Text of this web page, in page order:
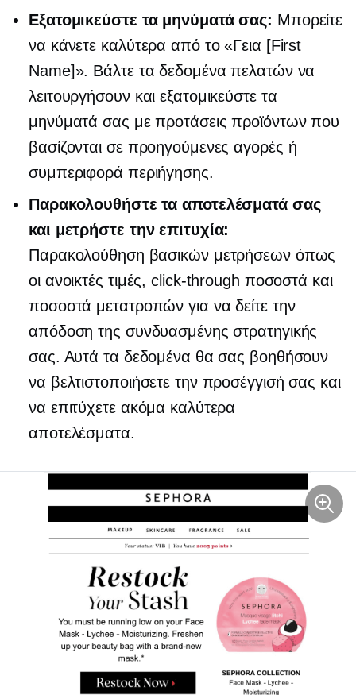
Εξατομικεύστε τα μηνύματά σας: Μπορείτε
να κάνετε καλύτερα από το «Γεια [First
Name]». Βάλτε τα δεδομένα πελατών να
λειτουργήσουν και εξατομικεύστε τα
μηνύματά σας με προτάσεις προϊόντων που
βασίζονται σε προηγούμενες αγορές ή
συμπεριφορά περιήγησης.
Παρακολουθήστε τα αποτελέσματά σας
και μετρήστε την επιτυχία:
Παρακολούθηση βασικών μετρήσεων όπως
οι ανοικτές τιμές,click-through ποσοστά και
ποσοστά μετατροπών για να δείτε την
απόδοση της συνδυασμένης στρατηγικής
σας. Αυτά τα δεδομένα θα σας βοηθήσουν
να βελτιστοποιήσετε την προσέγγισή σας και
να επιτύχετε ακόμα καλύτερα
αποτελέσματα.